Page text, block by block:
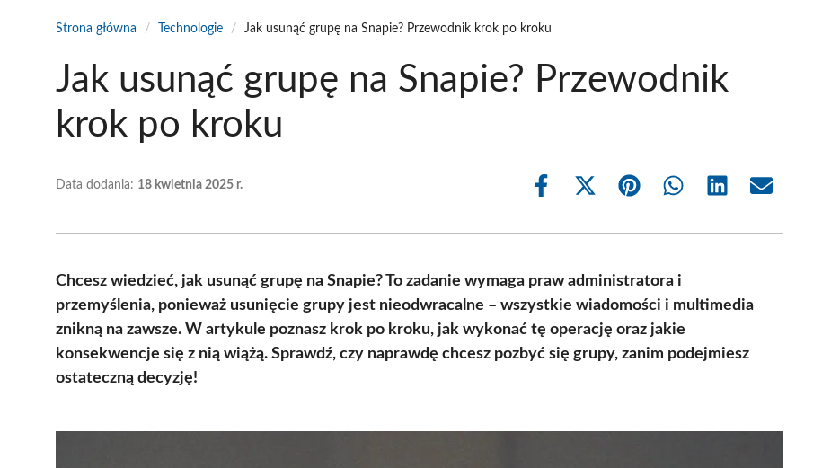
Strona główna / Technologie / Jak usunąć grupę na Snapie? Przewodnik krok po kroku
Jak usunąć grupę na Snapie? Przewodnik
krok po kroku
Data dodania: 18 kwietnia 2025 r.
Share
Share
(Twitter)
Share Share Share Share
Chcesz wiedzieć, jak usunąć grupę na Snapie? To zadanie wymaga praw administratora i
przemyślenia, ponieważ usunięcie grupy jest nieodwracalne – wszystkie wiadomości i multimedia
znikną na zawsze. W artykule poznasz krok po kroku, jak wykonać tę operację oraz jakie
konsekwencje się z nią wiążą. Sprawdź, czy naprawdę chcesz pozbyć się grupy, zanim podejmiesz
ostateczną decyzję!